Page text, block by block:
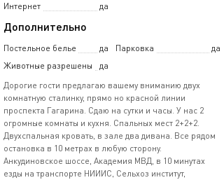
Интернет
да
Дополнительно
Постельное белье да Парковка
да
Животные разрешены
да
Дорогие гости предлагаю вашему вниманию двух
комнатную сталинку, прямо но красной линии
проспекта Гагарина. Сдаю на сутки и часы. У нас 2
огромные комнаты и кухня. Спальных мест 2+2+2.
Двухспальная кровать, в зале два дивана. Все рядом
остановка в 10 метрах в любую сторону.
Анкудиновское шоссе, Академия МВД, в 10 минутах
езды на транспорте НИИИС, Сельхоз институт,